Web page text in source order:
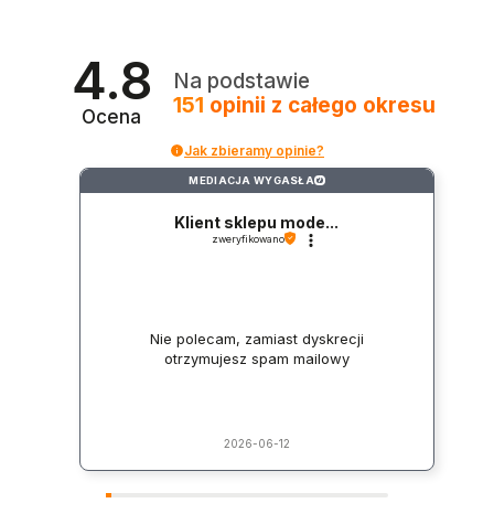
4.8
Ocena
Na podstawie
151 opinii z całego okresu
Jak zbieramy opinie?
MEDIACJA WYGASŁA ?
Klient sklepu mode...
zweryfikowano
Nie polecam, zamiast dyskrecji
otrzymujesz spam mailowy
2026-06-12